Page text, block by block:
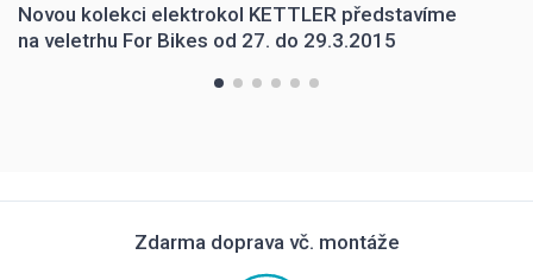
Novou kolekci elektrokol KETTLER představíme
na veletrhu For Bikes od 27. do 29.3.2015
Zdarma doprava vč. montáže